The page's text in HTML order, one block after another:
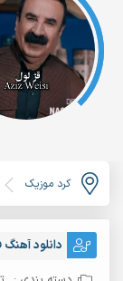
کرد موزیک
دانلود